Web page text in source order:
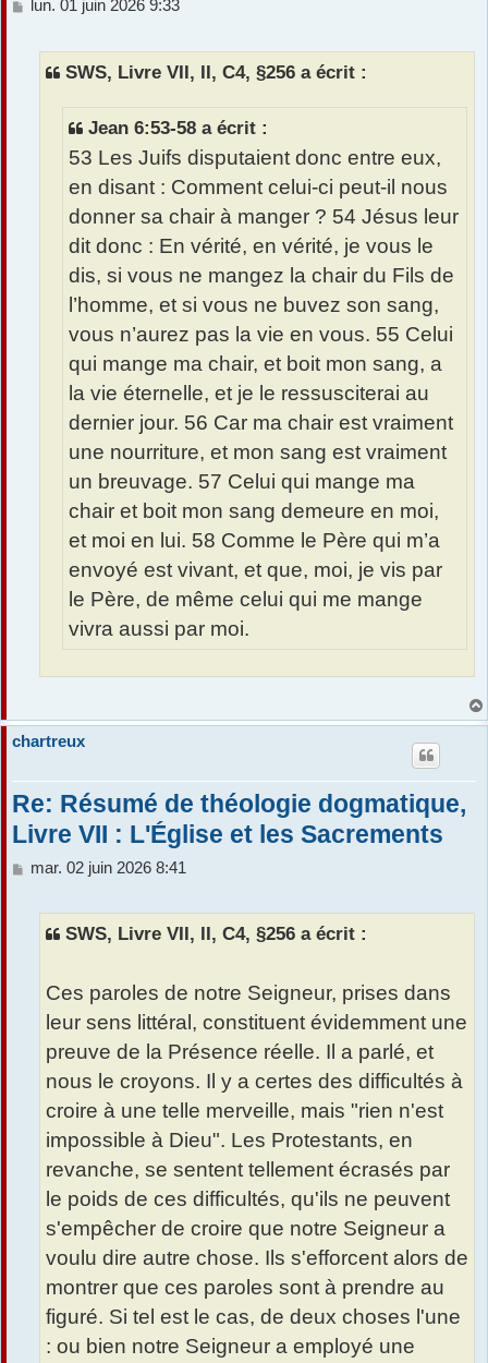
Mlun. 01 juin 2026 9:33
SWS, Livre VII, II, C4, §256 a écrit :
Jean 6:53-58 a écrit :
53 Les Juifs disputaient donc entre eux,
en disant : Comment celui-ci peut-il nous
donner sa chair à manger ? 54 Jésus leur
dit donc : En vérité, en vérité, je vous le
dis, si vous ne mangez la chair du Fils de
l’homme, et si vous ne buvez son sang,
vous n’aurez pas la vie en vous. 55 Celui
qui mange ma chair, et boit mon sang, a
la vie éternelle, et je le ressusciterai au
dernier jour. 56 Car ma chair est vraiment
une nourriture, et mon sang est vraiment
un breuvage. 57 Celui qui mange ma
chair et boit mon sang demeure en moi,
et moi en lui. 58 Comme le Père qui m’a
envoyé est vivant, et que, moi, je vis par
le Père, de même celui qui me mange
vivra aussi par moi.
chartreux
Re: Résumé de théologie dogmatique,
Livre VII : L'Église et les Sacrements
M
mar. 02 juin 2026 8:41
SWS, Livre VII, II, C4, §256 a écrit :
Ces paroles de notre Seigneur, prises dans
leur sens littéral, constituent évidemment une
preuve de la Présence réelle. Il a parlé, et
nous le croyons. Il y a certes des difficultés à
croire à une telle merveille, mais "rien n'est
impossible à Dieu". Les Protestants, en
revanche, se sentent tellement écrasés par
le poids de ces difficultés, qu'ils ne peuvent
s'empêcher de croire que notre Seigneur a
voulu dire autre chose. Ils s'efforcent alors de
montrer que ces paroles sont à prendre au
figuré. Si tel est le cas, de deux choses l'une
: ou bien notre Seigneur a employé une